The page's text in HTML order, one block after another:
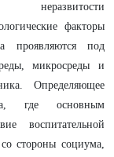
неразвитости
факторы
проявляются под
микросреды и
Определяющее
где основным
воспитательной
стороны социума,